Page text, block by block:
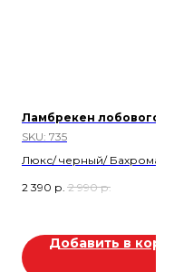
Ламбрекен лобового
SKU: 735
Люкс/ черный/ Бахрома
Скидка 600р
2 390 р. 2 990 р.
Добавить в